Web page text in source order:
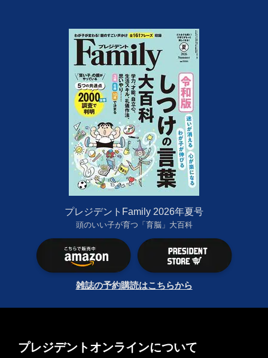
プレジデントFamily 2026年夏号
頭のいい子が育つ「育脳」大百科
雑誌の予約購読はこちらから
プレジデントオンラインについて